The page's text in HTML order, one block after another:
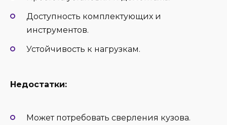
Доступность комплектующих и
инструментов.
Устойчивость к нагрузкам.
Недостатки:
Может потребовать сверления кузова.